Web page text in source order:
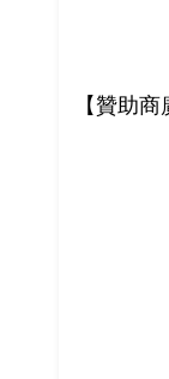
【贊助商